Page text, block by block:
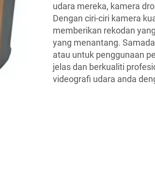
udara mereka, kamera
Dengan ciri-ciri kamera
memberikan rekodan
yang menantang.
atau untuk penggunaan
jelas dan berkualiti
videografi udara anda